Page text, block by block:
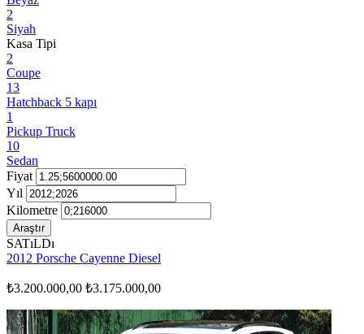
2
Siyah
Kasa Tipi
2
Coupe
13
Hatchback 5 kapı
1
Pickup Truck
10
Sedan
Fiyat
Yıl
Kilometre
Araştır
SATıLDı
2012 Porsche Cayenne Diesel
₺3.200.000,00 ₺3.175.000,00